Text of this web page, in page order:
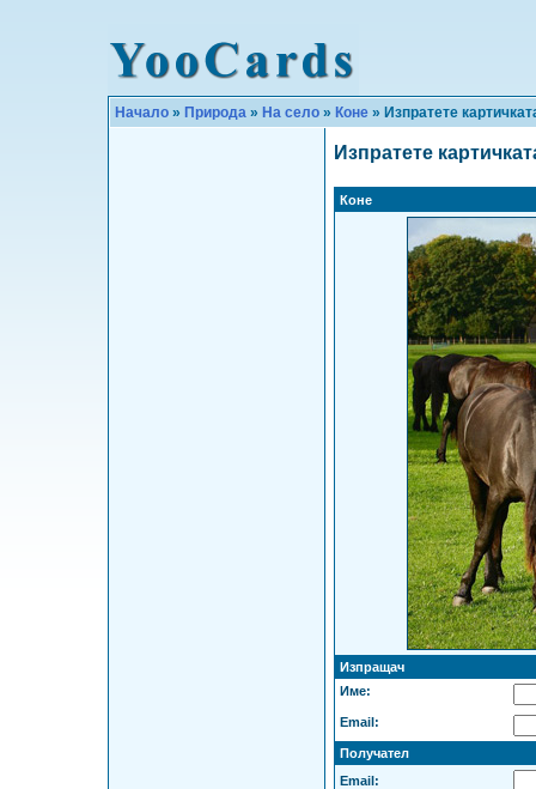
Начало » Природа » На село » Коне » Изпратете
Изпратете
Коне
Изпращач
Име:
Email:
Получател
Email: